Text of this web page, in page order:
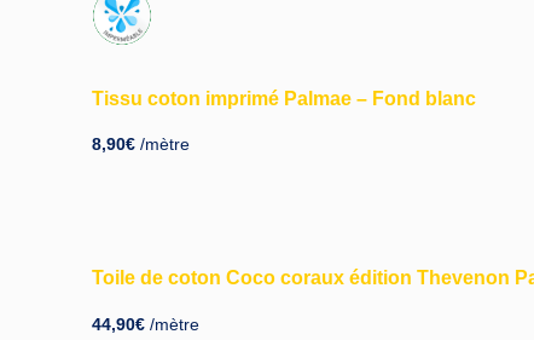
Tissu coton imprimé Palmae – Fond blanc
8,90€ /mètre
Toile de coton Coco coraux édition Thevenon
44,90€ /mètre